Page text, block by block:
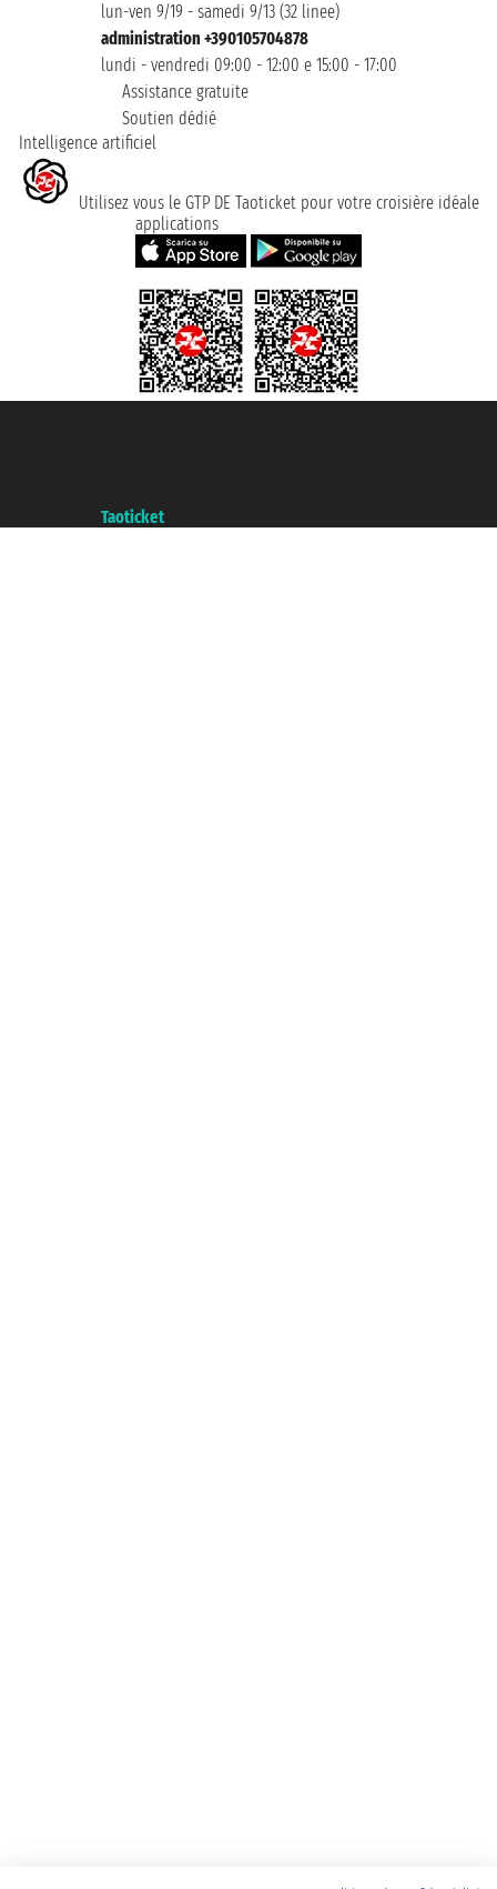
lun-ven 9/19 - samedi 9/13 (32 linee)
administration +390105704878
lundi - vendredi 09:00 - 12:00 e 15:00 - 17:00
Assistance gratuite
Soutien dédié
Intelligence artificiel
Utilisez vous le GTP DE Taoticket pour votre croisière idéale
applications
Taoticket